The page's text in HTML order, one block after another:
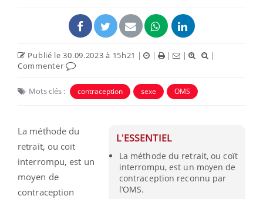
Publié le 30.09.2023 à 15h21 | | | |
|
Commenter
Mots clés : contraception sexe OMS
L'ESSENTIEL
La méthode du retrait, ou coït
interrompu, est un moyen de
contraception reconnu par
l’OMS.
La méthode du
retrait, ou coït
interrompu, est un
moyen de
contraception